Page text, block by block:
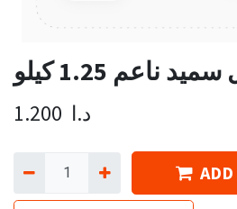
ناعم 1.25 كيلو
1.200 د.ا